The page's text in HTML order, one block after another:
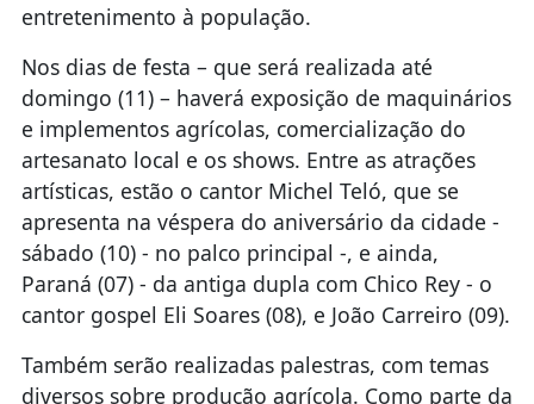
entretenimento à população.
Nos dias de festa – que será realizada até
domingo (11) – haverá exposição de maquinários
e implementos agrícolas, comercialização do
artesanato local e os shows. Entre as atrações
artísticas, estão o cantor Michel Teló, que se
apresenta na véspera do aniversário da cidade -
sábado (10) - no palco principal -, e ainda,
Paraná (07) - da antiga dupla com Chico Rey - o
cantor gospel Eli Soares (08), e João Carreiro (09).
Também serão realizadas palestras, com temas
diversos sobre produção agrícola. Como parte da